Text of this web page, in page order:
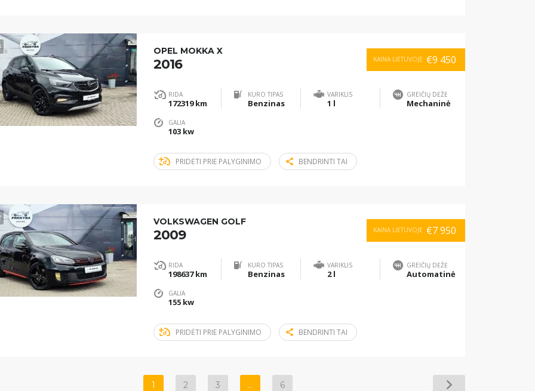
KAINA LIETUVOJE €9 450
OPEL MOKKA X
2016
RIDA
172319 km
KURO TIPAS
Benzinas
VARIKLIS
1 l
GREIČIŲ DĖŽĖ
Mechaninė
GALIA
103 kw
PRIDĖTI PRIE PALYGINIMO BENDRINTI TAI
KAINA LIETUVOJE €7 950
VOLKSWAGEN GOLF
2009
RIDA
198637 km
KURO TIPAS
Benzinas
VARIKLIS
2 l
GREIČIŲ DĖŽĖ
Automatinė
GALIA
155 kw
PRIDĖTI PRIE PALYGINIMO BENDRINTI TAI
1 2 3 … 6